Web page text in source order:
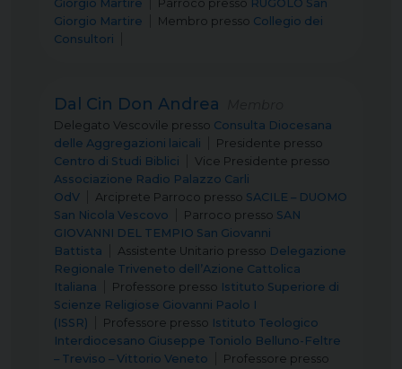
Giorgio Martire
Parroco presso RUGOLO San
Giorgio Martire
Membro presso Collegio dei
Consultori
Dal Cin Don Andrea
Delegato Vescovile presso Consulta Diocesana
delle Aggregazioni laicali
Presidente presso
Centro di Studi Biblici
Vice Presidente presso
Associazione Radio Palazzo Carli
OdV
Arciprete Parroco presso SACILE – DUOMO
San Nicola Vescovo
Parroco presso SAN
GIOVANNI DEL TEMPIO San Giovanni
Battista
Assistente Unitario presso Delegazione
Regionale Triveneto dell’Azione Cattolica
Italiana
Professore presso Istituto Superiore di
Scienze Religiose Giovanni Paolo I
(ISSR)
Professore presso Istituto Teologico
Interdiocesano Giuseppe Toniolo Belluno-Feltre
– Treviso – Vittorio Veneto
Professore presso